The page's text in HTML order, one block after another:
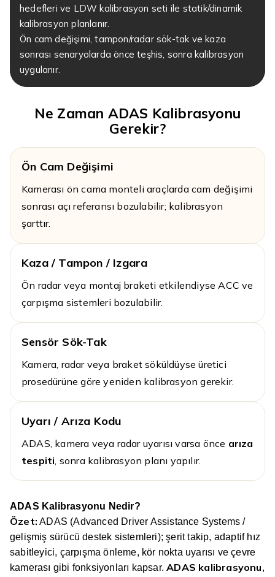
hedefleri ve LDW kalibrasyon seti ile statik/dinamik
kalibrasyon planlanır.
Ön cam değişimi, tampon/radar sök-tak ve kaza
sonrası senaryolarda önce teşhis, sonra kalibrasyon
uygulanır.
Ne Zaman ADAS Kalibrasyonu
Gerekir?
Ön Cam Değişimi
Kamerası ön cama monteli araçlarda cam değişimi
sonrası açı referansı bozulabilir; kalibrasyon
şarttır.
Kaza / Tampon / Izgara
Ön radar veya montaj braketi etkilendiyse ACC ve
çarpışma sistemleri bozulabilir.
Sensör Sök-Tak
Kamera, radar veya braket söküldüyse üretici
prosedürüne göre yeniden kalibrasyon gerekir.
Uyarı / Arıza Kodu
ADAS, kamera veya radar uyarısı varsa önce arıza
tespiti, sonra kalibrasyon planı yapılır.
ADAS Kalibrasyonu Nedir?
Özet: ADAS (Advanced Driver Assistance Systems /
gelişmiş sürücü destek sistemleri); şerit takip, adaptif hız
sabitleyici, çarpışma önleme, kör nokta uyarısı ve çevre
kamerası gibi fonksiyonları kapsar.ADAS kalibrasyonu,